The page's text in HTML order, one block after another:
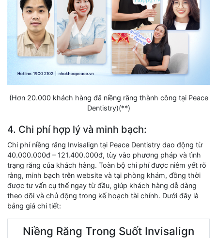
(Hơn 20.000 khách hàng đã niềng răng thành công tại Peace
Dentistry)(**)
4. Chi phí hợp lý và minh bạch:
Chi phí niềng răng Invisalign tại Peace Dentistry dao động từ
40.000.000đ – 121.400.000đ, tùy vào phương pháp và tình
trạng răng của khách hàng. Toàn bộ chi phí được niêm yết rõ
ràng, minh bạch trên website và tại phòng khám, đồng thời
được tư vấn cụ thể ngay từ đầu, giúp khách hàng dễ dàng
theo dõi và chủ động trong kế hoạch tài chính. Dưới đây là
bảng giá chi tiết:
Niềng Răng Trong Suốt Invisalign